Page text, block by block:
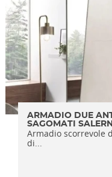
ARMADIO DUE
SAGOMATI
Armadio scorrevole
di...